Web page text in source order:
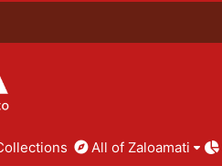
All of Zaloamati